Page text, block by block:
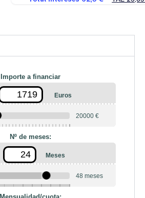
Importe a financiar
Euros
20000 €
Nº de meses:
Meses
48 meses